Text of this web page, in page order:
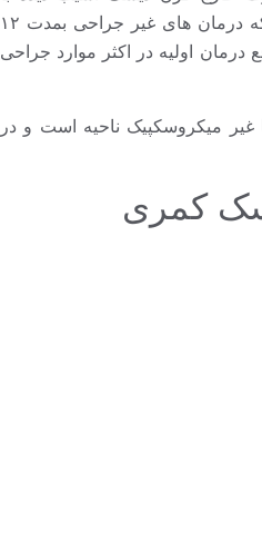
اندوسکپیک دیسک کمری مورد نظر جراح قرار می گیرد بشرط آنکه درمان های غیر جراحی بمدت ۱۲
درمان اولیه در اکثر موارد جراحی
غیر میکروسکپیک ناحیه است و در
کمری